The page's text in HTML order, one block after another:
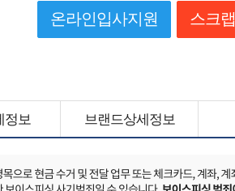
온라인입사지원 스크랩
정보 브랜드상세정보